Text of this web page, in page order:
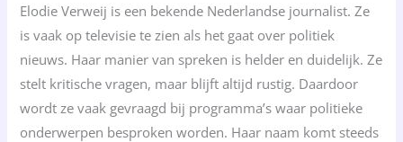
Elodie Verweij is een bekende Nederlandse journalist. Ze
is vaak op televisie te zien als het gaat over politiek
nieuws. Haar manier van spreken is helder en duidelijk. Ze
stelt kritische vragen, maar blijft altijd rustig. Daardoor
wordt ze vaak gevraagd bij programma’s waar politieke
onderwerpen besproken worden. Haar naam komt steeds